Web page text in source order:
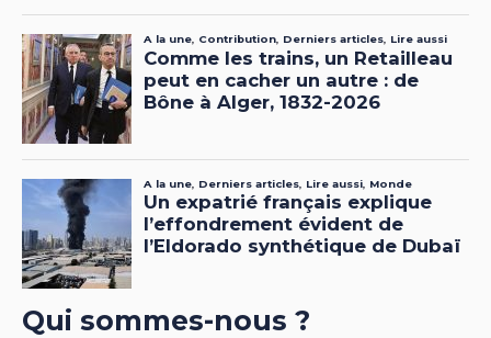
Qui sommes-nous ?